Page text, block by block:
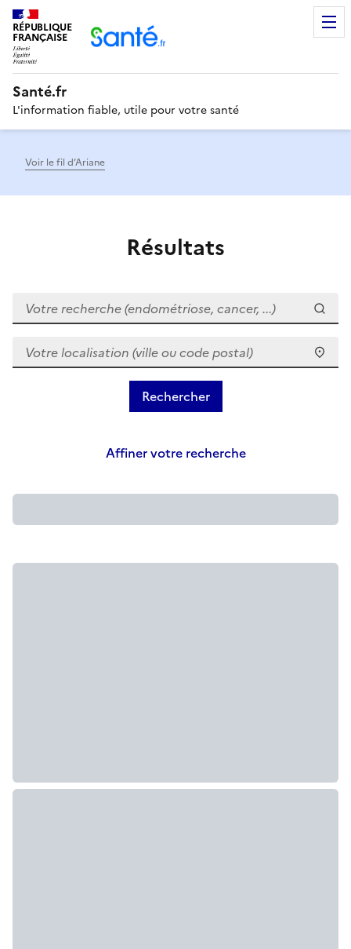
RÉPUBLIQUE
FRANÇAISE
Santé.fr
L'information fiable, utile pour votre santé
Voir le fil d’Ariane
Résultats
Votre recherche (endométriose, cancer, ...)
Votre localisation (ville ou code postal)
Affiner votre recherche